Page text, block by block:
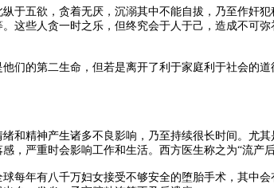
五欲，贪着无厌，沉溺其中不能自拔，乃至作奸
这些人贪一时之乐，但终究会于人于己，造成不可
的第二生命，但若是离开了利于家庭利于社会的
精神产生诸多不良影响，乃至持续很长时间。尤
严重时会影响工作和生活。西方医生称之为“流产后
年有八千万妇女接受不够安全的堕胎手术，其中